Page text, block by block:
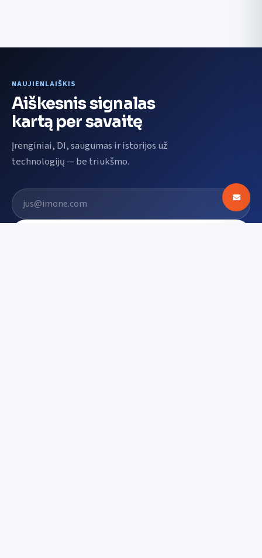
NAUJIENLAIŠKIS
Aiškesnis signalas
kartą per savaitę
Įrenginiai, DI, saugumas ir istorijos už
technologijų — be triukšmo.
El. pašto adresas